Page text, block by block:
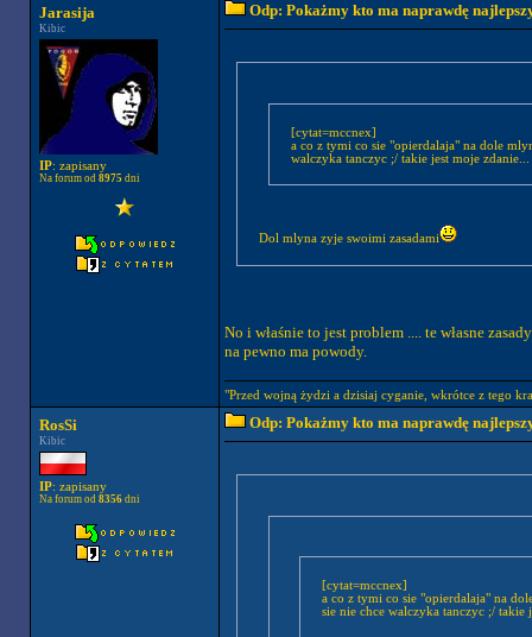
Jarasija
Kibic
IP: zapisany
Na forum od 8975dni
Odp: Pokażmy kto ma naprawdę
[cytat=mccnex]
a co z tymi co sie "opierdalaja" na dole
walczyka tanczyc ;/ takie jest moje zdanie...
Dol mlyna zyje swoimi zasadami
No i właśnie to jest problem .... te własne
na pewno ma powody.
"Przed wojną żydzi a dzisiaj cyganie, wkrótce z tego
RosSi
Kibic
IP: zapisany
Na forum od 8356dni
Odp: Pokażmy kto ma naprawdę
[cytat=mccnex]
a co z tymi co sie "opierdalaja" na
sie nie chce walczyka tanczyc ;/ takie